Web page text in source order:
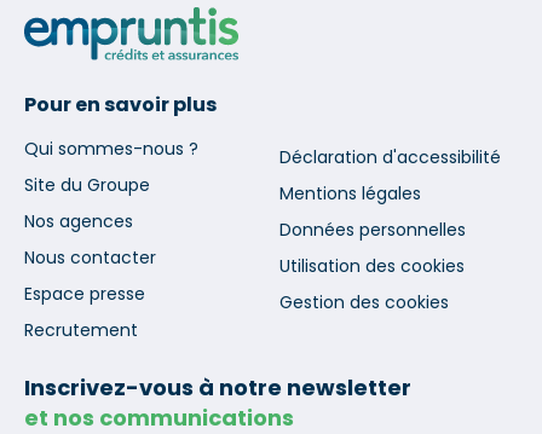
Pour en savoir plus
Qui sommes-nous ?
Site du Groupe
Nos agences
Nous contacter
Espace presse
Recrutement
Déclaration d'accessibilité
Mentions légales
Données personnelles
Utilisation des cookies
Gestion des cookies
Inscrivez-vous à notre newsletter
et nos communications